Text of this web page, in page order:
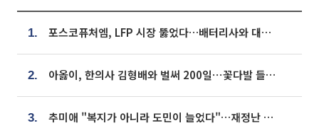
1. 포스코퓨처엠, LFP 시장 뚫었다…배터리사와 대규모 장기 공급 합의
2. 아옳이, 한의사 김형배와 벌써 200일⋯꽃다발 들고 "프러포즈 아냐"
3. 추미애 "복지가 아니라 도민이 늘었다"…재정난 책임론 정면돌파